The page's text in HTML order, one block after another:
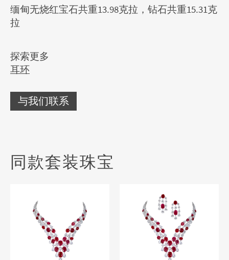
缅甸无烧红宝石共重13.98克拉，钻石共重15.31克
拉
探索更多
耳环
与我们联系
同款套装珠宝